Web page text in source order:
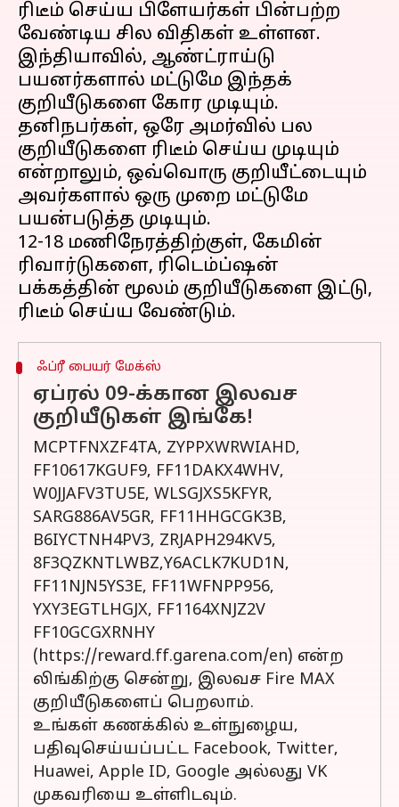
ரிடீம் செய்ய பிளேயர்கள் பின்பற்ற
வேண்டிய சில விதிகள் உள்ளன.
இந்தியாவில், ஆண்ட்ராய்டு
பயனர்களால் மட்டுமே இந்தக்
குறியீடுகளை கோர முடியும்.
தனிநபர்கள், ஒரே அமர்வில் பல
குறியீடுகளை ரிடீம் செய்ய முடியும்
என்றாலும், ஒவ்வொரு குறியீட்டையும்
அவர்களால் ஒரு முறை மட்டுமே
பயன்படுத்த முடியும்.
12-18 மணிநேரத்திற்குள், கேமின்
ரிவார்டுகளை, ரிடெம்ப்ஷன்
பக்கத்தின் மூலம் குறியீடுகளை இட்டு,
ஃப்ரீ பையர் மேக்ஸ்
ஏப்ரல் 09-க்கான இலவச
குறியீடுகள் இங்கே!
MCPTFNXZF4TA, ZYPPXWRWIAHD,
FF10617KGUF9, FF11DAKX4WHV,
W0JJAFV3TU5E, WLSGJXS5KFYR,
SARG886AV5GR, FF11HHGCGK3B,
B6IYCTNH4PV3, ZRJAPH294KV5,
8F3QZKNTLWBZ,Y6ACLK7KUD1N,
FF11NJN5YS3E, FF11WFNPP956,
YXY3EGTLHGJX, FF1164XNJZ2V
FF10GCGXRNHY
(https://reward.ff.garena.com/en) என்ற
லிங்கிற்கு சென்று, இலவச Fire MAX
குறியீடுகளைப் பெறலாம்.
உங்கள் கணக்கில் உள்நுழைய,
பதிவுசெய்யப்பட்ட Facebook, Twitter,
Huawei, Apple ID, Google அல்லது VK
முகவரியை உள்ளிடவும்.